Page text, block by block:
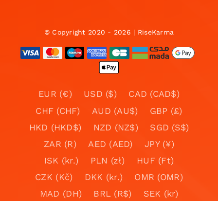
© Copyright 2020 - 2026 | RiseKarma
EUR (€) USD ($)
CAD (CAD$)
CHF (CHF)
AUD (AU$)
GBP (£)
HKD (HKD$)
NZD (NZ$)
SGD (S$)
ZAR (R)
AED (AED)
JPY (¥)
ISK (kr.)
PLN (zł)
HUF (Ft)
CZK (Kč)
DKK (kr.)
OMR (OMR)
MAD (DH)
BRL (R$)
SEK (kr)